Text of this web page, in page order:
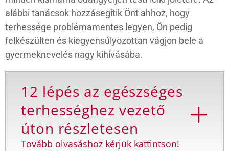
alábbi tanácsok hozzásegítik Önt ahhoz, hogy
terhessége problémamentes legyen, Ön pedig
felkészülten és kiegyensúlyozottan vágjon bele a
gyermeknevelés nagy kihívásába.
12 lépés az egészséges
terhességhez vezető
úton részletesen
Tovább olvasáshoz kérjük kattintson!